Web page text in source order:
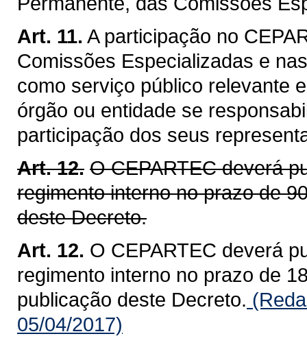
Art. 11. A participação no
Comissões Especializadas e
como serviço público relevante
órgão ou entidade se
participação dos seus
Art. 12. O CEPARTEC deverá
regimento interno no prazo de
deste Decreto.
Art. 12. O CEPARTEC deverá
regimento interno no prazo de
publicação deste Decreto.
05/04/2017)